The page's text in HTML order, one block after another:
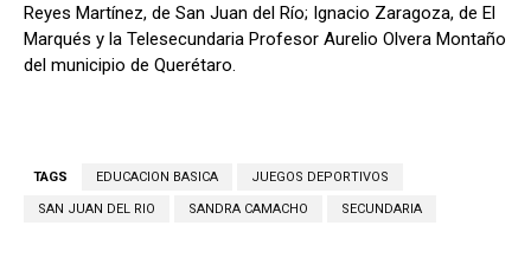
Reyes Martínez, de San Juan del Río; Ignacio Zaragoza, de El
Marqués y la Telesecundaria Profesor Aurelio Olvera Montaño
del municipio de Querétaro.
TAGS EDUCACION BASICA JUEGOS DEPORTIVOS
SAN JUAN DEL RIO SANDRA CAMACHO SECUNDARIA